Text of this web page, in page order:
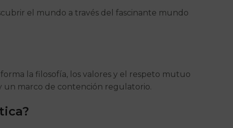
el mundo a través del fascinante mundo
la filosofía, los valores y el respeto mutuo
un marco de contención regulatorio.